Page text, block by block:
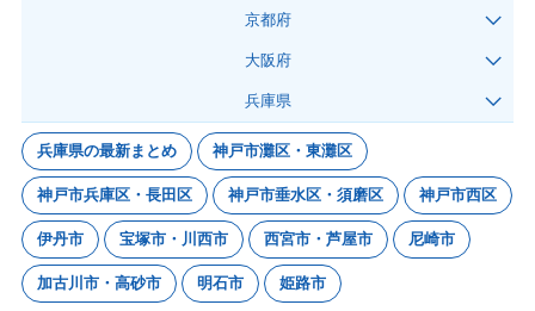
京都府
大阪府
兵庫県
兵庫県の最新まとめ 神戸市灘区・東灘区
神戸市兵庫区・長田区 神戸市垂水区・須磨区 神戸市西区
伊丹市 宝塚市・川西市 西宮市・芦屋市 尼崎市
加古川市・高砂市 明石市 姫路市